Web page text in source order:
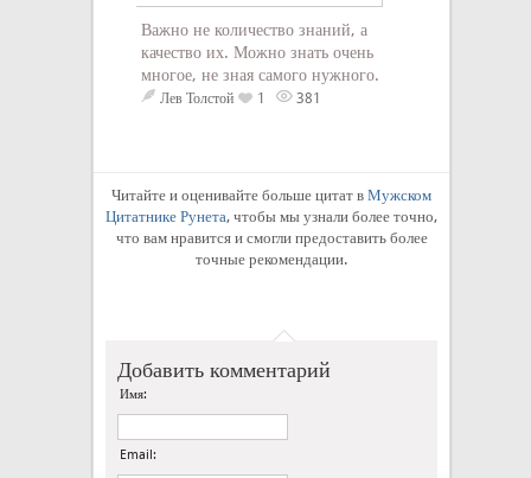
Важно не количество знаний, а
качество их. Можно знать очень
многое, не зная самого нужного.
Лев Толстой 1 381
Читайте и оценивайте больше цитат в Мужском
Цитатнике Рунета, чтобы мы узнали более точно,
что вам нравится и смогли предоставить более
точные рекомендации.
Добавить комментарий
Имя:
Email: